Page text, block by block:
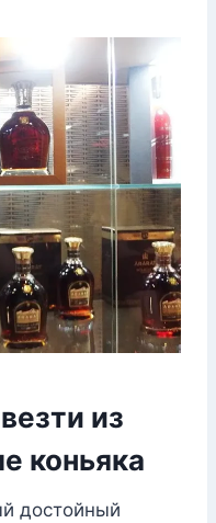
из
коньяка
достойный